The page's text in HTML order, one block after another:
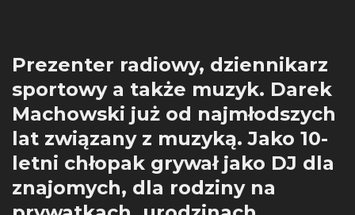
Prezenter radiowy, dziennikarz
sportowy a także muzyk. Darek
Machowski już od najmłodszych
lat związany z muzyką. Jako 10-
letni chłopak grywał jako DJ dla
znajomych, dla rodziny na